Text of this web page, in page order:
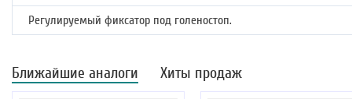
Регулируемый фиксатор под голеностоп.
Ближайшие аналоги Хиты продаж